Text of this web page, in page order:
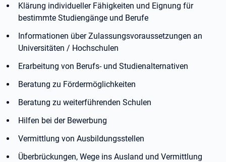
Klärung individueller Fähigkeiten und Eignung für
bestimmte Studiengänge und Berufe
Informationen über Zulassungsvoraussetzungen an
Universitäten / Hochschulen
Erarbeitung von Berufs- und Studienalternativen
Beratung zu Fördermöglichkeiten
Beratung zu weiterführenden Schulen
Hilfen bei der Bewerbung
Vermittlung von Ausbildungsstellen
Überbrückungen, Wege ins Ausland und Vermittlung